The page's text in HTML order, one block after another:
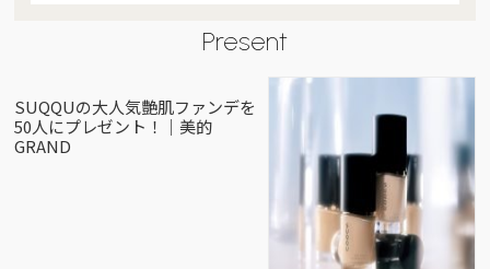
Present
SUQQUの大人気艶肌ファンデを
50人にプレゼント！｜美的
GRAND